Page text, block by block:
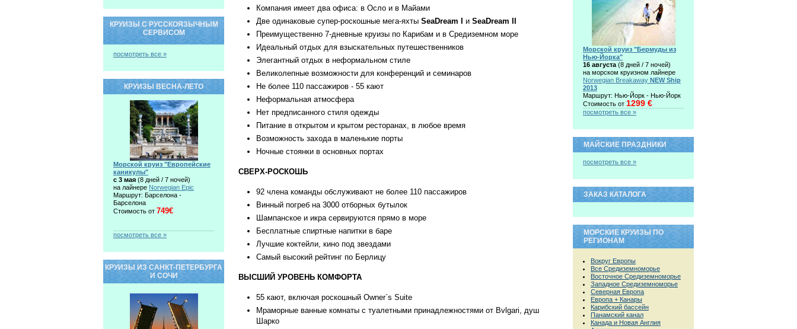
Компания имеет два офиса: в Осло и в Майами
Две одинаковые супер-роскошные мега-яхты SeaDream I и SeaDream II
Преимущественно 7-дневные круизы по Карибам и в Средиземном море
Идеальный отдых для взыскательных путешественников
Элегантный отдых в неформальном стиле
Великолепные возможности для конференций и семинаров
Не более 110 пассажиров - 55 кают
Неформальная атмосфера
Нет предписанного стиля одежды
Питание в открытом и крытом ресторанах, в любое время
Возможность захода в маленькие порты
Ночные стоянки в основных портах
СВЕРХ-РОСКОШЬ
92 члена команды обслуживают не более 110 пассажиров
Винный погреб на 3000 отборных бутылок
Шампанское и икра сервируются прямо в море
Бесплатные спиртные напитки в баре
Лучшие коктейли, кино под звездами
Самый высокий рейтинг по Берлицу
ВЫСШИЙ УРОВЕНЬ КОМФОРТА
55 кают, включая роскошный Owner`s Suite
Мраморные ванные комнаты с туалетными принадлежностями от Bvlgari, душ
Шарко
КРУИЗЫ С РУССКОЯЗЫЧНЫМ
СЕРВИСОМ
посмотреть все »
КРУИЗЫ ВЕСНА-ЛЕТО
Морской круиз "Европейские
каникулы"
c 3 мая (8 дней / 7 ночей)
на лайнере Norwegian Epic
Маршрут: Барселона -
Барселона
Стоимость от 749€
посмотреть все »
КРУИЗЫ ИЗ САНКТ-ПЕТЕРБУРГА
И СОЧИ
Морской круиз "Бермуды из
Нью-Йорка"
16 августа (8 дней / 7 ночей)
на морском круизном лайнере
Norwegian Breakaway NEW Ship
2013
Маршрут: Нью-Йорк - Нью-Йорк
Стоимость от 1299 €
посмотреть все »
МАЙСКИЕ ПРАЗДНИКИ
посмотреть все »
ЗАКАЗ КАТАЛОГА
МОРСКИЕ КРУИЗЫ ПО
РЕГИОНАМ
Вокруг Европы
Все Средиземноморье
Восточное Средиземноморье
Западное Средиземноморье
Северная Европа
Европа + Канары
Карибский бассейн
Панамский канал
Канада и Новая Англия